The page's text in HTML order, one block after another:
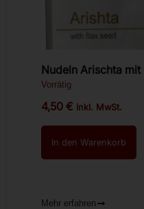
Nudeln Arischta mit
Bazikyan 400g
Vorrätig
4,50 € inkl. MwSt.
In den Warenkorb
Mehr erfahren